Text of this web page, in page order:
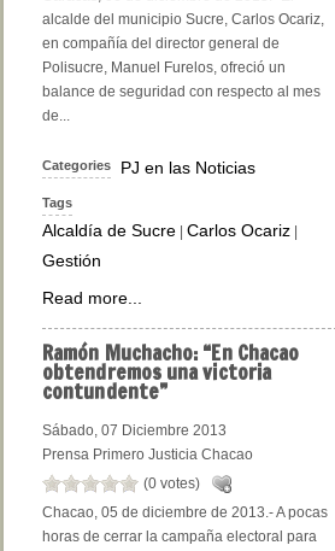
alcalde del municipio Sucre, Carlos Ocariz,
en compañía del director general de
Polisucre, Manuel Furelos, ofreció un
balance de seguridad con respecto al mes
de...
Categories PJ en las Noticias
Tags
Alcaldía de Sucre | Carlos Ocariz |
Gestión
Read more...
Ramón Muchacho: “En Chacao
obtendremos una victoria
contundente”
Sábado, 07 Diciembre 2013
Prensa Primero Justicia Chacao
(0 votes)
Chacao, 05 de diciembre de 2013.- A pocas
horas de cerrar la campaña electoral para